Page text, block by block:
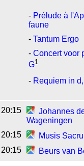
- Prélude à
faune
- Tantum Ergo
- Concert voor
G1
- Requiem in
20:15
Johannes
Wageningen
20:15
Musis
20:15 Beurs van